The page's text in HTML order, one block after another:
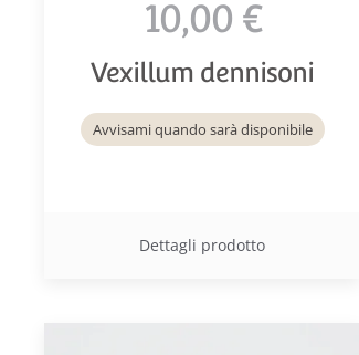
10,00 €
Vexillum dennisoni
Avvisami quando sarà disponibile
Dettagli prodotto